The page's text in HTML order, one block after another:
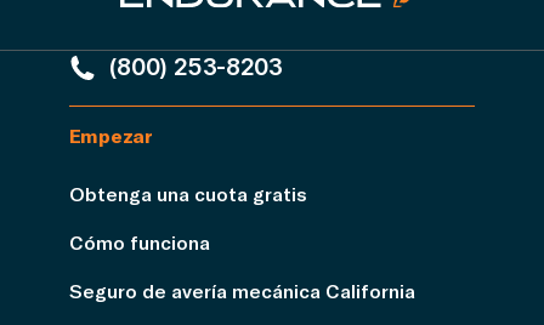
(800) 253-8203
Empezar
Obtenga una cuota gratis
Cómo funciona
Seguro de avería mecánica California